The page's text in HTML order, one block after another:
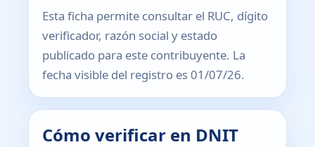
Esta ficha permite consultar el RUC, dígito
verificador, razón social y estado
publicado para este contribuyente. La
fecha visible del registro es 01/07/26.
Cómo verificar en DNIT